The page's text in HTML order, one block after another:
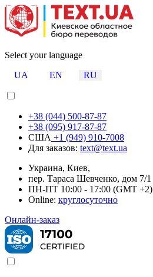
Select your language
UA
EN RU
+38 (044) 500-87-87
+38 (095) 917-87-87
США +1 (949) 910-7008
Для заказов: text@text.ua
Украина, Киев,
пер. Тараса Шевченко, дом 7/1
ПН-ПТ 10:00 - 17:00 (GMT +2)
Online: круглосуточно
Онлайн-заказ